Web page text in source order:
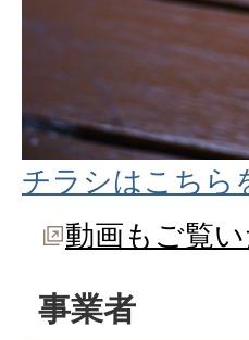
チラシはこちら
動画もご覧
事業者